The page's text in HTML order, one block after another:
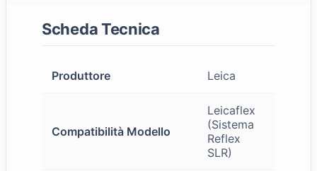
Scheda Tecnica
Produttore Leica
Compatibilità Modello
Leicaflex
(Sistema
Reflex
SLR)